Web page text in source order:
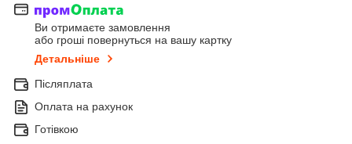
Ви отримаєте замовлення
або гроші повернуться на вашу картку
Детальніше
Післяплата
Оплата на рахунок
Готівкою